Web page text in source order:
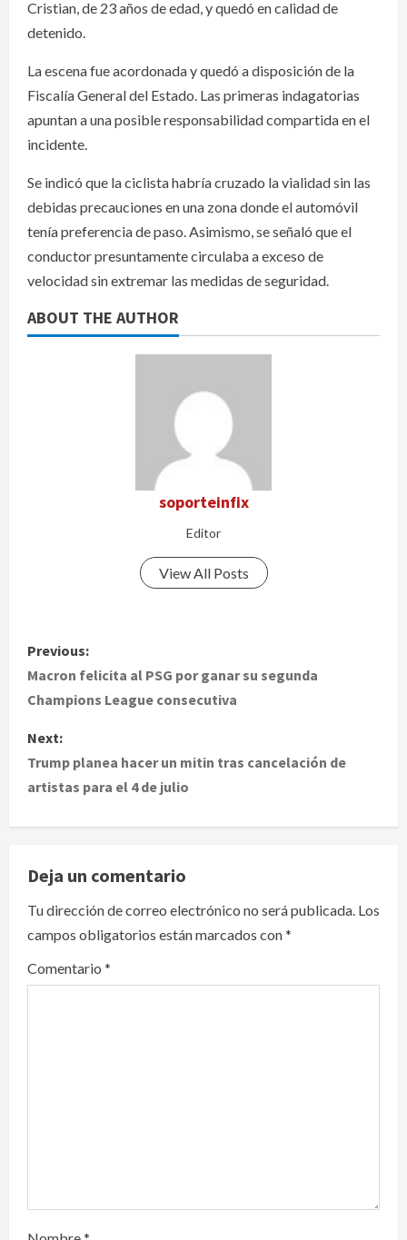
Cristian, de 23 años de edad, y quedó en calidad de
detenido.
La escena fue acordonada y quedó a disposición de la
Fiscalía General del Estado. Las primeras indagatorias
apuntan a una posible responsabilidad compartida en el
incidente.
Se indicó que la ciclista habría cruzado la vialidad sin las
debidas precauciones en una zona donde el automóvil
tenía preferencia de paso. Asimismo, se señaló que el
conductor presuntamente circulaba a exceso de
velocidad sin extremar las medidas de seguridad.
ABOUT THE AUTHOR
soporteinfix
Editor
View All Posts
P
o
t
n
a
v
i
g
a
Previous:
Macron felicita al PSG por ganar su segunda
Champions League consecutiva
Next:
Trump planea hacer un mitin tras cancelación de
artistas para el 4 de julio
Deja un comentario
Tu dirección de correo electrónico no será publicada. Los
campos obligatorios están marcados con*
Comentario *
Detienen a ‘El Pony’ con fusil M4,